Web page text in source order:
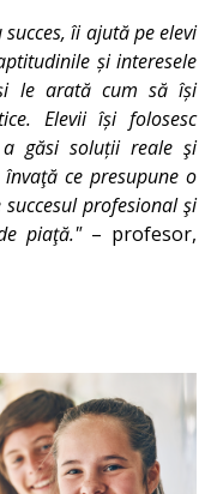
îi ajută pe elevi
și interesele
le arată cum să își
Elevii își folosesc
a găsi soluții reale şi
ce presupune o
profesional şi
piaţă."– profesor,